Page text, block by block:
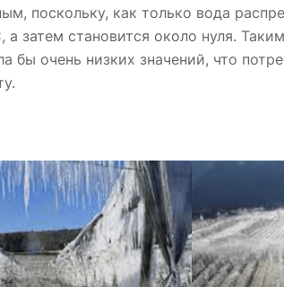
поскольку, как только вода
а затем становится около нуля.
бы очень низких значений, что